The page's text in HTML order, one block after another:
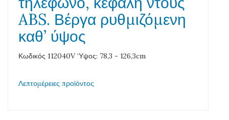
ABS. Βέργα ρυθμιζόμενη
καθ’ ύψος
Κωδικός 112040V ‘Υψος: 78,3 - 126,3cm
Λεπτομέρειες προϊόντος